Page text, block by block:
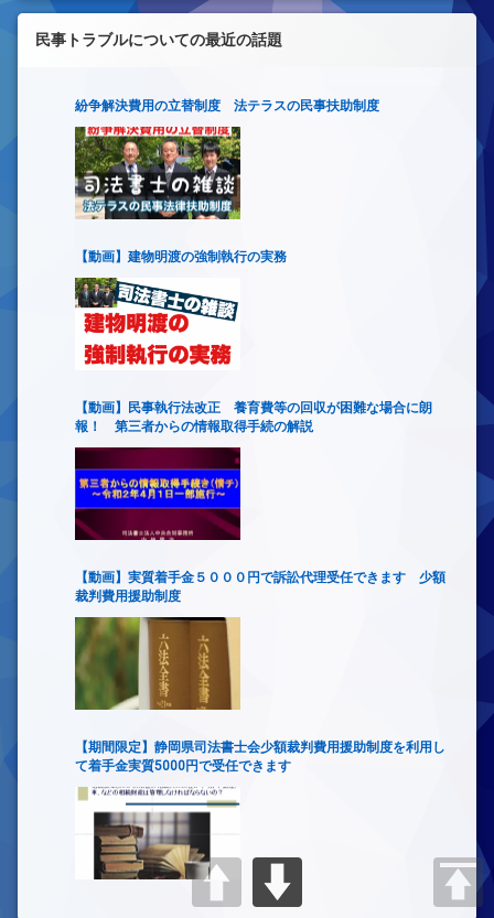
民事トラブルについての最近の話題
紛争解決費用の立替制度 法テラスの民事扶助制度
【動画】建物明渡の強制執行の実務
【動画】民事執行法改正 養育費等の回収が困難な場合に朗
報！ 第三者からの情報取得手続の解説
【動画】実質着手金５０００円で訴訟代理受任できます 少額
裁判費用援助制度
【期間限定】静岡県司法書士会少額裁判費用援助制度を利用し
て着手金実質5000円で受任できます